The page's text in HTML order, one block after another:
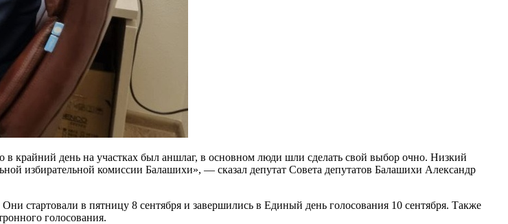
крайний день на участках был аншлаг, в основном люди шли сделать свой выбор очно. Низкий
избирательной комиссии Балашихи», — сказал депутат Совета депутатов Балашихи Александр
стартовали в пятницу 8 сентября и завершились в Единый день голосования 10 сентября. Также
голосования.